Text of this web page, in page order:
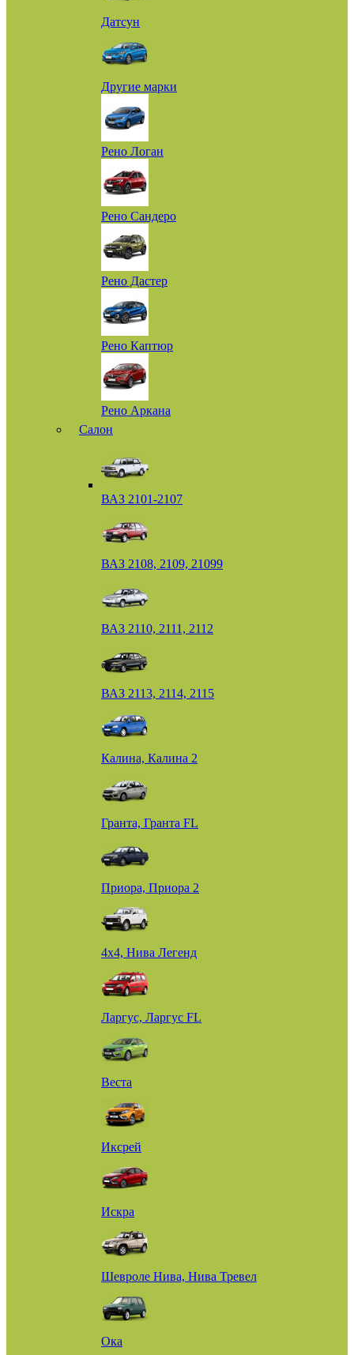
Датсун
Другие марки
Рено Логан
Рено Сандеро
Рено Дастер
Рено Каптюр
Рено Аркана
Салон
ВАЗ 2101-2107
ВАЗ 2108, 2109, 21099
ВАЗ 2110, 2111, 2112
ВАЗ 2113, 2114, 2115
Калина, Калина 2
Гранта, Гранта FL
Приора, Приора 2
4х4, Нива Легенд
Ларгус, Ларгус FL
Веста
Иксрей
Искра
Шевроле Нива, Нива Тревел
Ока